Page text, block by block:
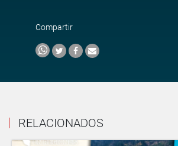
Compartir
RELACIONADOS